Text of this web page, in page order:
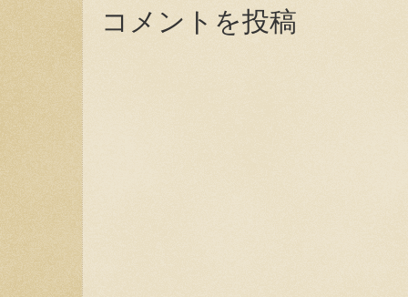
コメントを投稿